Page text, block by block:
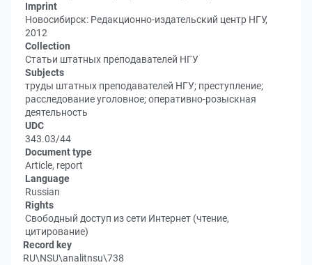
Imprint
Новосибирск: Редакционно-издательский центр НГУ,
2012
Collection
Статьи штатных преподавателей НГУ
Subjects
труды штатных преподавателей НГУ; преступление;
расследование уголовное; оперативно-розыскная
деятельность
UDC
343.03/44
Document type
Article, report
Language
Russian
Rights
Свободный доступ из сети Интернет (чтение,
цитирование)
Record key
RU\NSU\analitnsu\738